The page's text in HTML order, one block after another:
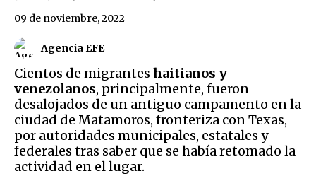
Agencia EFE
09 de noviembre, 2022
Cientos de migrantes haitianos y
venezolanos, principalmente, fueron
desalojados de un antiguo campamento en la
ciudad de Matamoros, fronteriza con Texas,
por autoridades municipales, estatales y
federales tras saber que se había retomado la
actividad en el lugar.